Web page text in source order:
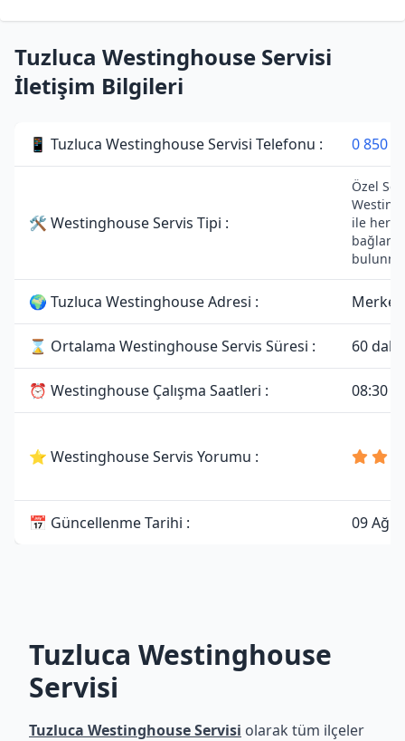
Tuzluca Westinghouse Servisi
İletişim Bilgileri
📱 Tuzluca Westinghouse Servisi Telefonu : 0 850
🛠 Westinghouse Servis Tipi :
Özel
ile
🌍 Tuzluca Westinghouse Adresi :
⌛ Ortalama Westinghouse Servis Süresi : 60
⏰ Westinghouse Çalışma Saatleri : 08:30 -
⭐ Westinghouse Servis Yorumu :
📅 Güncellenme Tarihi : 09
Tuzluca Westinghouse
Servisi
Tuzluca Westinghouse Servisi olarak tüm ilçeler